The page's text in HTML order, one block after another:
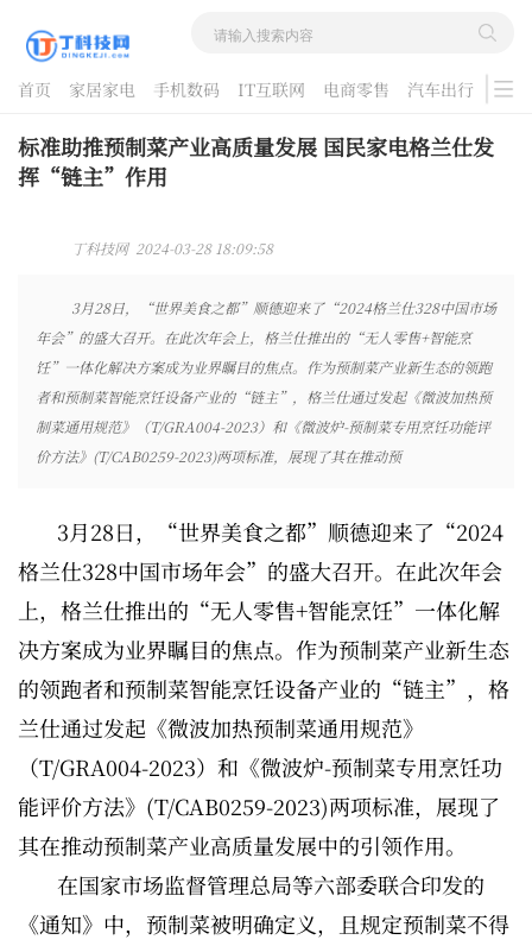
首页 家居家电 手机数码 IT互联网 电商零售 汽车出行
游戏
酷品评测
标准助推预制菜产业高质量发展 国民家电格兰仕发
挥“链主”作用
丁科技网 2024-03-28 18:09:58
3月28日，“世界美食之都”顺德迎来了“2024格兰仕328中国市场
年会”的盛大召开。在此次年会上，格兰仕推出的“无人零售+智能烹
饪”一体化解决方案成为业界瞩目的焦点。作为预制菜产业新生态的领跑
者和预制菜智能烹饪设备产业的“链主”，格兰仕通过发起《微波加热预
制菜通用规范》（T/GRA004-2023）和《微波炉-预制菜专用烹饪功能评
价方法》(T/CAB0259-2023)两项标准，展现了其在推动预
3月28日，“世界美食之都”顺德迎来了“2024
格兰仕328中国市场年会”的盛大召开。在此次年会
上，格兰仕推出的“无人零售+智能烹饪”一体化解
决方案成为业界瞩目的焦点。作为预制菜产业新生态
的领跑者和预制菜智能烹饪设备产业的“链主”，格
兰仕通过发起《微波加热预制菜通用规范》
（T/GRA004-2023）和《微波炉-预制菜专用烹饪功
能评价方法》(T/CAB0259-2023)两项标准，展现了
其在推动预制菜产业高质量发展中的引领作用。
在国家市场监督管理总局等六部委联合印发的
《通知》中，预制菜被明确定义，且规定预制菜不得